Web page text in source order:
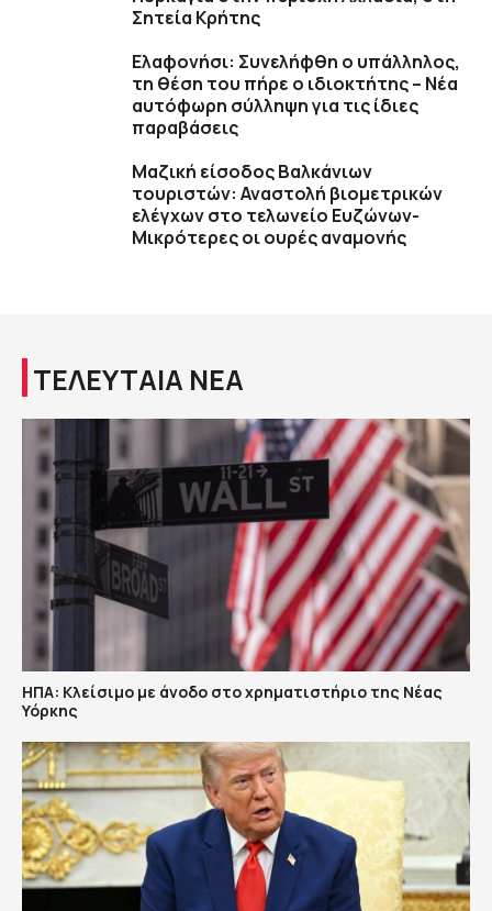
Σητεία Κρήτης
Ελαφονήσι: Συνελήφθη ο υπάλληλος,
τη θέση του πήρε ο ιδιοκτήτης – Νέα
αυτόφωρη σύλληψη για τις ίδιες
παραβάσεις
Μαζική είσοδος Βαλκάνιων
τουριστών: Αναστολή βιομετρικών
ελέγχων στο τελωνείο Ευζώνων-
Μικρότερες οι ουρές αναμονής
ΤΕΛΕΥΤΑΙΑ ΝΕΑ
ΗΠΑ: Κλείσιμο με άνοδο στο χρηματιστήριο της Νέας
Υόρκης